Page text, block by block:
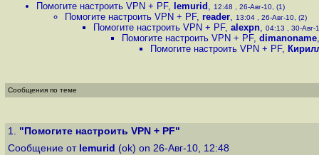
Помогите настроить VPN + PF, lemurid , 12:48 , 26-Авг-10, (1)
Помогите настроить VPN + PF, reader, 13:04 , 26-Авг-10, (2)
Помогите настроить VPN + PF, alexpn, 04:13 , 30-Авг-
Помогите настроить VPN + PF, dimanoname
Помогите настроить VPN + PF,
Сообщения по теме
1. "Помогите настроить VPN + PF"
Сообщение от lemurid (ok) on 26-Авг-10, 12:48